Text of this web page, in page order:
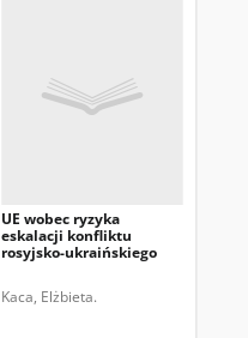
UE wobec ryzyka
eskalacji konfliktu
rosyjsko-ukraińskiego
Kaca, Elżbieta.